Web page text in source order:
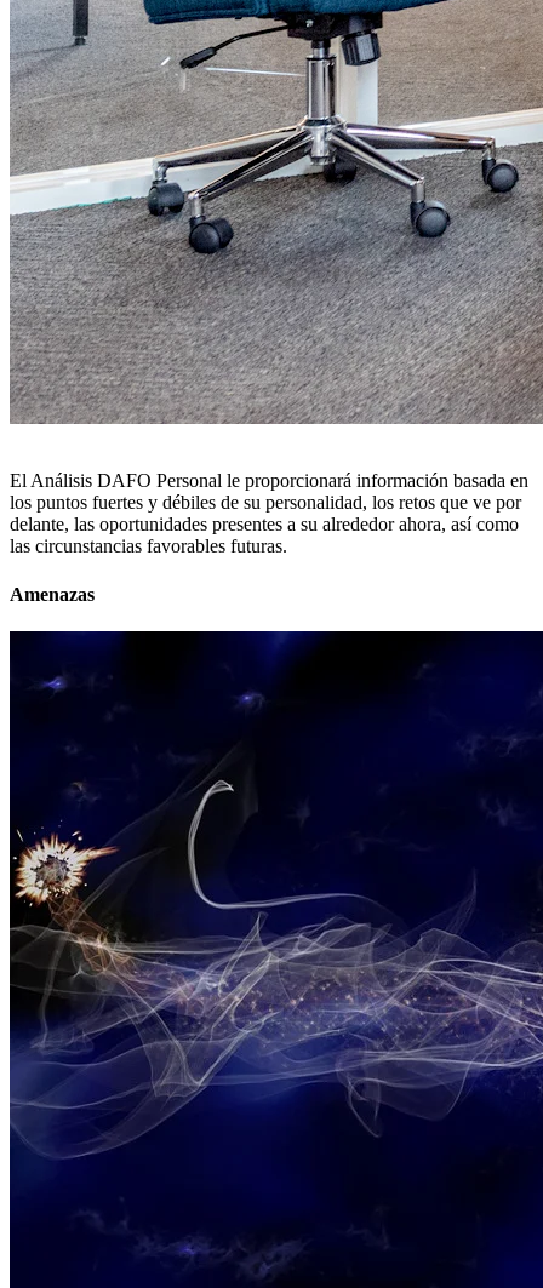
El Análisis DAFO Personal le proporcionará información basada en
los puntos fuertes y débiles de su personalidad, los retos que ve por
delante, las oportunidades presentes a su alrededor ahora, así como
las circunstancias favorables futuras.
Amenazas